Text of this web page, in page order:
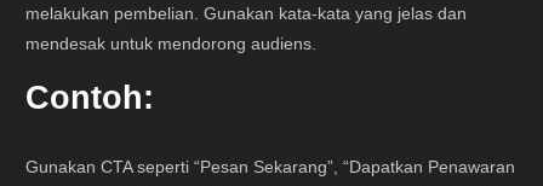
melakukan pembelian. Gunakan kata-kata yang jelas dan
mendesak untuk mendorong audiens.
Contoh:
Gunakan CTA seperti “Pesan Sekarang”, “Dapatkan Penawaran